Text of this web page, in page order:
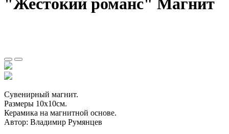
"Жестокий романс" Магнит
Сувенирный магнит.
Размеры 10х10см.
Керамика на магнитной основе.
Автор: Владимир Румянцев